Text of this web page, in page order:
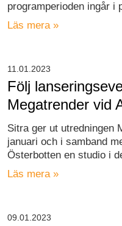
programperioden ingår i
Läs mera »
Följ
Megatrender vid
Sitra ger ut utredningen
januari och i samband
Österbotten en studio i
Läs mera »
11.01.2023
09.01.2023